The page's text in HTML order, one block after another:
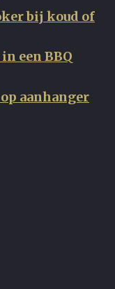
bij koud of
een BBQ
aanhanger